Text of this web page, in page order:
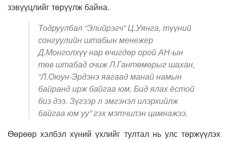
зэвүүцлийг төрүүлж байна.
Тодруулбал “Элийрэгч” Ц.Уянга, түүний
сонгуулийн штабын менежер
Д.Монголхүү нар өчигдөр орой АН-ын
төв штабад очиж Л.Гантөмөрыг шахан,
“Л.Оюун-Эрдэнэ яагаад манай намын
байранд ирж байгаа юм. Бид ялах ёстой
биз дээ. Зүгээр л эмгэнэл илэрхийлж
байгаа юм уу” гэх мэтчилэн цамнажээ.
Өөрөөр хэлбэл хүний үхлийг тултал нь улс төржүүлэх